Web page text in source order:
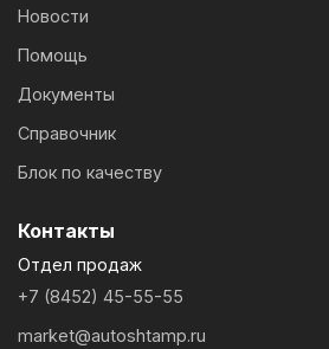
Новости
Помощь
Документы
Справочник
Блок по качеству
Контакты
Отдел продаж
+7 (8452) 45-55-55
market@autoshtamp.ru